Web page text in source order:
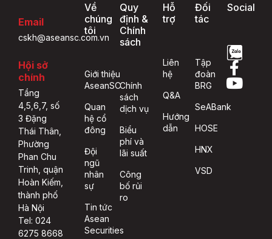
Email
cskh@aseansc.com.vn
Hội sở
chính
Tầng
4,5,6,7, số
3 Đặng
Thái Thân,
Phường
Phan Chu
Trinh, quận
Hoàn Kiếm,
thành phố
Hà Nội
Tel: 024
6275 8668
Về
chúng
tôi
Giới thiệu
AseanSC
Quan
hệ cổ
đông
Đội
ngũ
nhân
sự
Tin tức
Asean
Securities
Quy
định &
Chính
sách
Chính
sách
dịch vụ
Biểu
phí và
lãi suất
Công
bố rủi
ro
Hỗ
trợ
Liên
hệ
Q&A
Hướng
dẫn
Đối
tác
Tập
đoàn
BRG
SeABank
HOSE
HNX
VSD
Social